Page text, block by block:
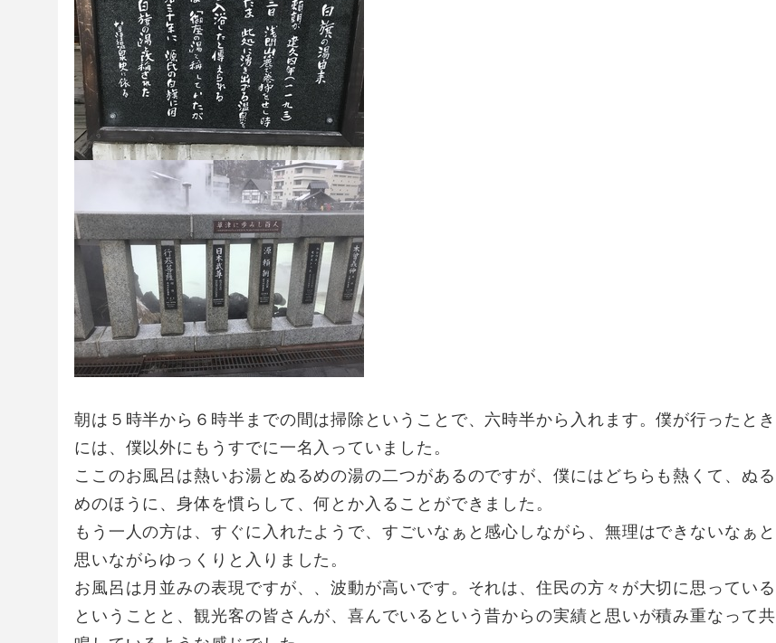
朝は５時半から６時半までの間は掃除ということで、六時半から入れます。僕が行ったとき
には、僕以外にもうすでに一名入っていました。
ここのお風呂は熱いお湯とぬるめの湯の二つがあるのですが、僕にはどちらも熱くて、ぬる
めのほうに、身体を慣らして、何とか入ることができました。
もう一人の方は、すぐに入れたようで、すごいなぁと感心しながら、無理はできないなぁと
思いながらゆっくりと入りました。
お風呂は月並みの表現ですが、、波動が高いです。それは、住民の方々が大切に思っている
ということと、観光客の皆さんが、喜んでいるという昔からの実績と思いが積み重なって共